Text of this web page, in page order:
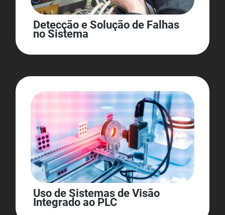
Detecção e Solução de Falhas
no Sistema
Uso de Sistemas de Visão
Integrado ao PLC